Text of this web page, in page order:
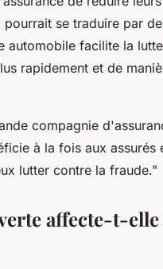
se traduire par
automobile facilite la
rapidement et de
compagnie
à la fois aux assurés
lutter contre la fraude."
affecte-t-elle